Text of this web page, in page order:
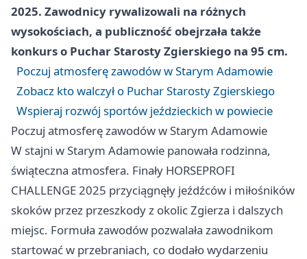
2025. Zawodnicy rywalizowali na różnych
wysokościach, a publiczność obejrzała także
konkurs o Puchar Starosty Zgierskiego na 95 cm.
Poczuj atmosferę zawodów w Starym Adamowie
Zobacz kto walczył o Puchar Starosty Zgierskiego
Wspieraj rozwój sportów jeździeckich w powiecie
Poczuj atmosferę zawodów w Starym Adamowie
W stajni w Starym Adamowie panowała rodzinna,
świąteczna atmosfera. Finały HORSEPROFI
CHALLENGE 2025 przyciągnęły jeźdźców i miłośników
skoków przez przeszkody z okolic Zgierza i dalszych
miejsc. Formuła zawodów pozwalała zawodnikom
startować w przebraniach, co dodało wydarzeniu